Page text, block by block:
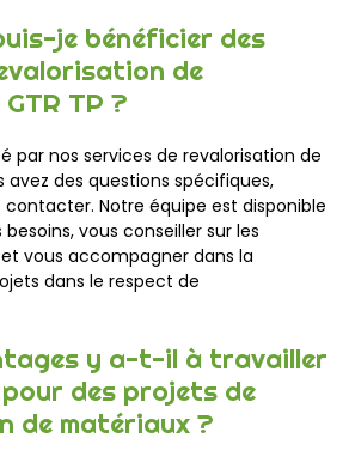
je bénéficier des
de
TP ?
par nos services de revalorisation de
avez des questions spécifiques,
contacter. Notre équipe est disponible
vous conseiller sur les
vous accompagner dans la
dans le respect de
y a-t-il à travailler
pour des projets de
de matériaux ?